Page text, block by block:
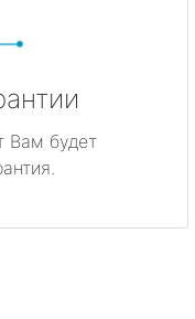
Вам будет